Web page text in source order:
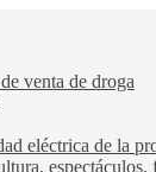
venta de droga
eléctrica de la